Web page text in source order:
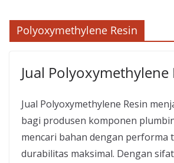
Polyoxymethylene Resin
Jual Polyoxymethylene
Jual Polyoxymethylene Resin
bagi produsen komponen
mencari bahan dengan performa
durabilitas maksimal. Dengan